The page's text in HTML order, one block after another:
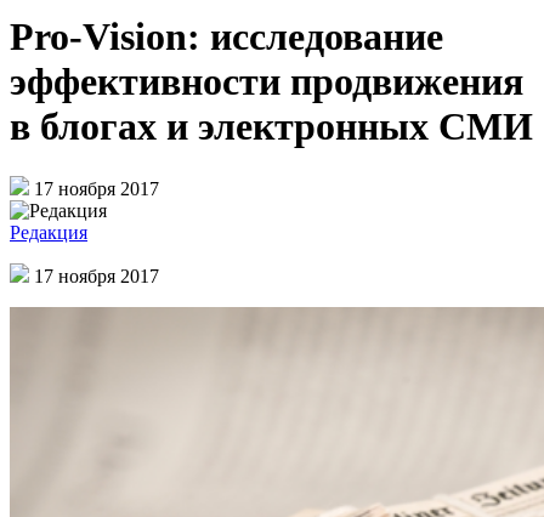
Pro-Vision: исследование
эффективности продвижения
в блогах и электронных СМИ
17 ноября 2017
Редакция
17 ноября 2017